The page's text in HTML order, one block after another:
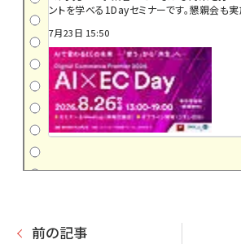
ントを学べる1Dayセミナーです。懇親会も実
7月23日 15:50
前の記事